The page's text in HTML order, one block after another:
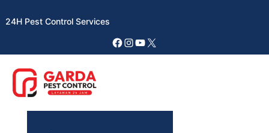
ke24H Pest Control Services
Facebook
Instagram
YouTube
X